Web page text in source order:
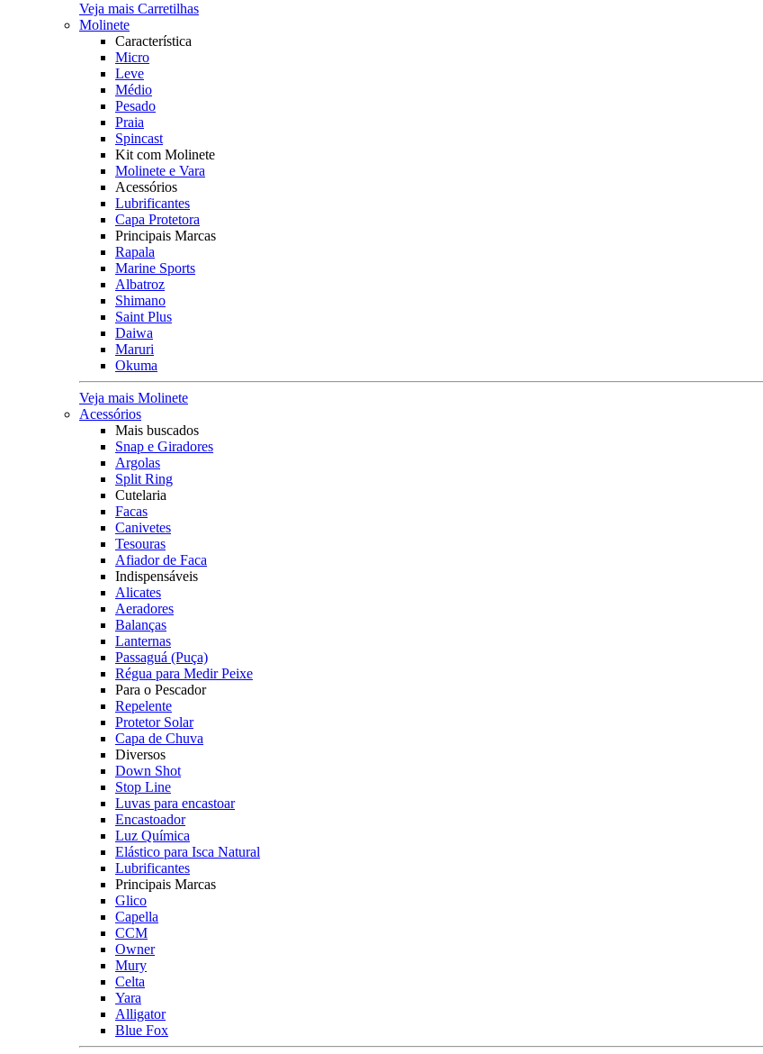
Veja mais Carretilhas
Molinete
Característica
Micro
Leve
Médio
Pesado
Praia
Spincast
Kit com Molinete
Molinete e Vara
Acessórios
Lubrificantes
Capa Protetora
Principais Marcas
Rapala
Marine Sports
Albatroz
Shimano
Saint Plus
Daiwa
Maruri
Okuma
Veja mais Molinete
Acessórios
Mais buscados
Snap e Giradores
Argolas
Split Ring
Cutelaria
Facas
Canivetes
Tesouras
Afiador de Faca
Indispensáveis
Alicates
Aeradores
Balanças
Lanternas
Passaguá (Puça)
Régua para Medir Peixe
Para o Pescador
Repelente
Protetor Solar
Capa de Chuva
Diversos
Down Shot
Stop Line
Luvas para encastoar
Encastoador
Luz Química
Elástico para Isca Natural
Lubrificantes
Principais Marcas
Glico
Capella
CCM
Owner
Mury
Celta
Yara
Alligator
Blue Fox